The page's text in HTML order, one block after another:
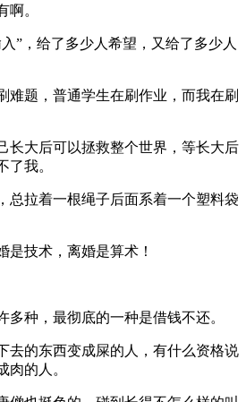
啊。
”，给了多少人希望，又给了多少人
难题，普通学生在刷作业，而我在刷
长大后可以拯救整个世界，等长大后
了我。
总拉着一根绳子后面系着一个塑料袋
是技术，离婚是算术！
多种，最彻底的一种是借钱不还。
去的东西变成屎的人，有什么资格说
肉的人。